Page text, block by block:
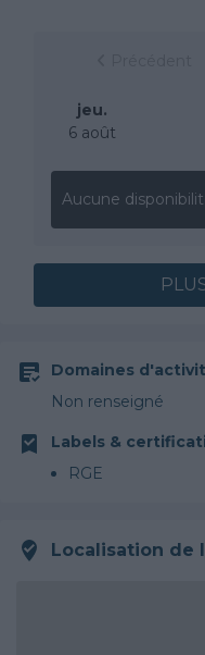
jeu.
6 août
Aucune
Domaines
Non renseigné
Labels &
RGE
Localisation de